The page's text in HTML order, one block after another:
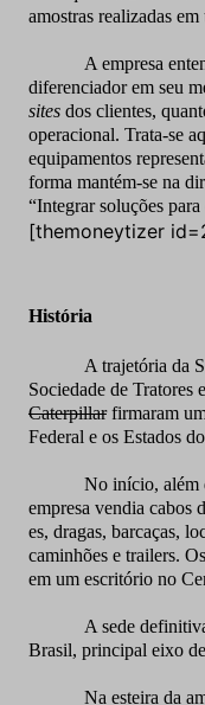
amostras realizadas
A empresa
diferenciador em seu
sitesdos clientes,
operacional. Trata-se
equipamentos
forma mantém-se na
“Integrar soluções
[themoneytizer
História
A trajetória da
Sociedade de Tratores
Caterpillarfirmaram
Federal e os Estados
No início, além
empresa vendia cabos
es, dragas, barcaças,
caminhões e trailers.
em um escritório no
A sede
Brasil, principal eixo
Na esteira da